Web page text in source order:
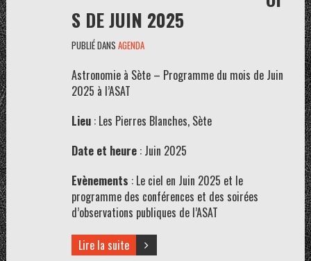
S DE JUIN 2025
PUBLIÉ DANS AGENDA
Astronomie à Sète – Programme du mois de Juin
2025 à l’ASAT
Lieu : Les Pierres Blanches, Sète
Date et heure: Juin 2025
Evènements : Le ciel en Juin 2025 et le
programme des conférences et des soirées
d’observations publiques de l’ASAT
Lire la suite